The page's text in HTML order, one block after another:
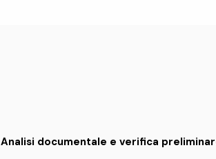
Analisi documentale e verifica